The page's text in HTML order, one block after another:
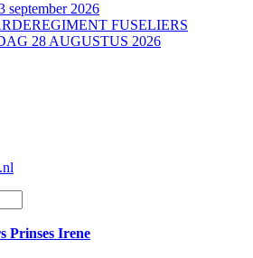
september 2026
FUSELIERS
28 AUGUSTUS 2026
Prinses Irene